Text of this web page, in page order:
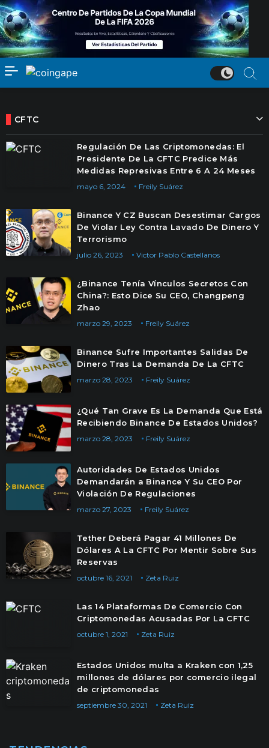
CFTC
Regulación De Las Criptomonedas: El
Presidente De La CFTC Predice Más
Medidas Represivas Entre 6 A 24 Meses
Freily Suárez
mayo 6, 2024
Binance Y CZ Buscan Desestimar Cargos
De Violar Ley Contra Lavado De Dinero Y
Terrorismo
Victor Pablo Castellanos
julio 26, 2023
¿Binance Tenía Vínculos Secretos Con
China?: Esto Dice Su CEO, Changpeng
Zhao
Freily Suárez
marzo 29, 2023
Binance Sufre Importantes Salidas De
Dinero Tras La Demanda De La CFTC
Freily Suárez
marzo 28, 2023
¿Qué Tan Grave Es La Demanda Que Está
Recibiendo Binance De Estados Unidos?
Freily Suárez
marzo 28, 2023
Autoridades De Estados Unidos
Demandarán a Binance Y Su CEO Por
Violación De Regulaciones
Freily Suárez
marzo 27, 2023
Tether Deberá Pagar 41 Millones De
Dólares A La CFTC Por Mentir Sobre Sus
Reservas
Zeta Ruiz
octubre 16, 2021
Las 14 Plataformas De Comercio Con
Criptomonedas Acusadas Por La CFTC
Zeta Ruiz
octubre 1, 2021
Estados Unidos multa a Kraken con 1,25
millones de dólares por comercio ilegal
de criptomonedas
Zeta Ruiz
septiembre 30, 2021